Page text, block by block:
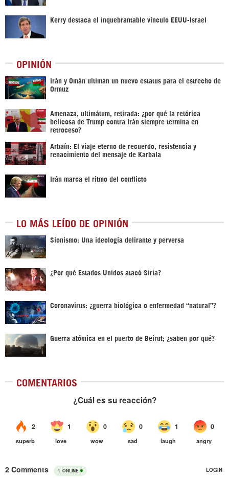
Kerry destaca el inquebrantable vínculo EEUU-Israel
OPINIÓN
Irán y Omán ultiman un nuevo estatus para el estrecho de
Ormuz
Amenaza, ultimátum, retirada: ¿por qué la retórica
belicosa de Trump contra Irán siempre termina en
retroceso?
Arbaín: El viaje eterno de recuerdo, resistencia y
renacimiento del mensaje de Karbala
Irán marca el ritmo del conflicto
LO MÁS LEÍDO DE OPINIÓN
Sionismo: Una ideología delirante y perversa
¿Por qué Estados Unidos atacó Siria?
Coronavirus: ¿guerra biológica o enfermedad “natural”?
Guerra atómica en el puerto de Beirut; ¿saben por qué?
COMENTARIOS